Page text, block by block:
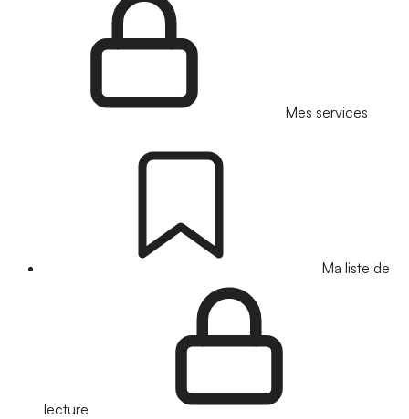
Mes services
Ma liste de
lecture